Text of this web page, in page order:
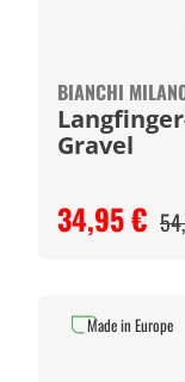
BIANCHI
Gravel
34,95 €
Made in Europe